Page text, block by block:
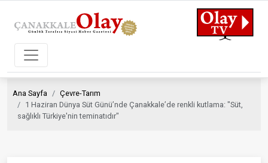
Ana Sayfa
Çevre-Tarım
1 Haziran Dünya Süt Günü’nde Çanakkale’de renkli kutlama: "Süt,
sağlıklı Türkiye'nin teminatıdır"